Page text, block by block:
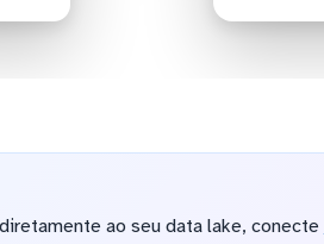
ao seu data lake, conecte